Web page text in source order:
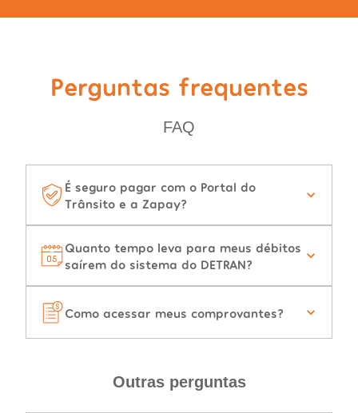
Perguntas frequentes
FAQ
É seguro pagar com o Portal do
Trânsito e a Zapay?
Quanto tempo leva para meus débitos
saírem do sistema do DETRAN?
Como acessar meus comprovantes?
Outras perguntas